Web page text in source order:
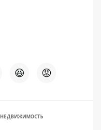
😆 😡
НЕДВИЖИМОСТЬ